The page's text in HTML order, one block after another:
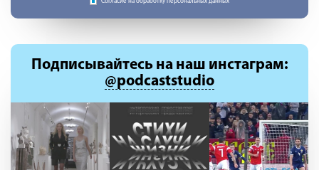
Подписывайтесь на наш инстаграм:
@podcaststudio